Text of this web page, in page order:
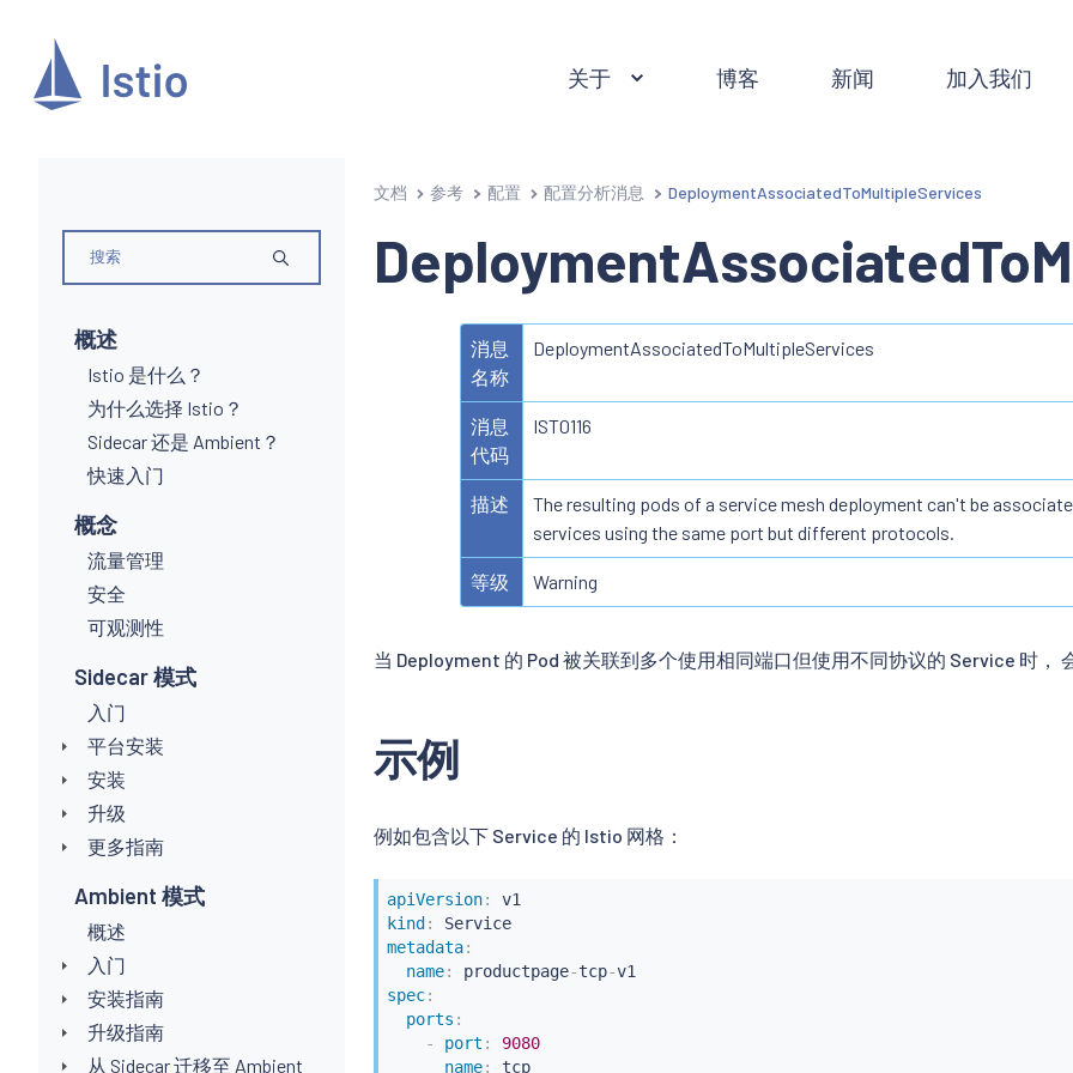
关于 博客 新闻 加入我们
概述
Istio 是什么？
为什么选择 Istio？
Sidecar 还是 Ambient？
快速入门
概念
流量管理
安全
可观测性
Sidecar 模式
入门
平台安装
安装
升级
更多指南
Ambient 模式
概述
入门
安装指南
升级指南
从 Sidecar 迁移至 Ambient
文档 参考 配置 配置分析消息 DeploymentAssociatedToMultipleServices
消息
名称
DeploymentAssociatedToMultipleServices
消息
代码
IST0116
描述
The resulting pods of a service mesh deployment can't be
services using the same port but different protocols.
等级 Warning
当 Deployment 的 Pod 被关联到多个使用相同端口但使用不同协议的 Service 时，
示例
例如包含以下 Service 的 Istio 网格：
apiVersion:
kind :
Service
metadata:
name: productpage-tcp-
spec:
ports :
-
port :
9080
name:
tcp